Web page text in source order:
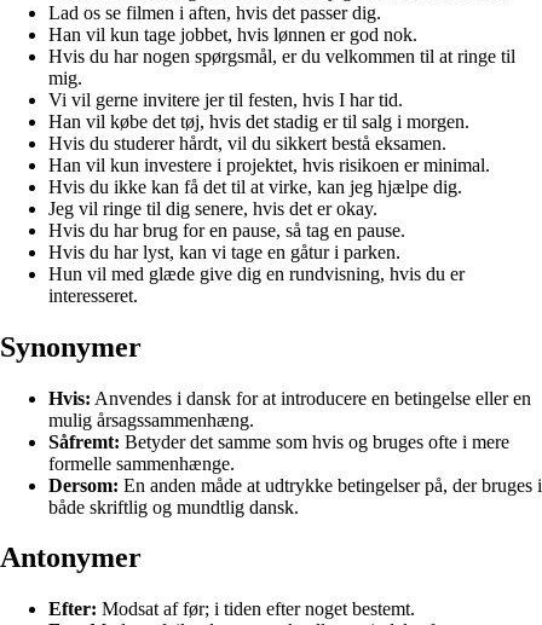
Lad os se filmen i aften, hvis det passer dig.
Han vil kun tage jobbet, hvis lønnen er god nok.
Hvis du har nogen spørgsmål, er du velkommen til at ringe til
mig.
Vi vil gerne invitere jer til festen, hvis I har tid.
Han vil købe det tøj, hvis det stadig er til salg i morgen.
Hvis du studerer hårdt, vil du sikkert bestå eksamen.
Han vil kun investere i projektet, hvis risikoen er minimal.
Hvis du ikke kan få det til at virke, kan jeg hjælpe dig.
Jeg vil ringe til dig senere, hvis det er okay.
Hvis du har brug for en pause, så tag en pause.
Hvis du har lyst, kan vi tage en gåtur i parken.
Hun vil med glæde give dig en rundvisning, hvis du er
interesseret.
Synonymer
Hvis: Anvendes i dansk for at introducere en betingelse eller en
mulig årsagssammenhæng.
Såfremt: Betyder det samme som hvis og bruges ofte i mere
formelle sammenhænge.
Dersom: En anden måde at udtrykke betingelser på, der bruges i
både skriftlig og mundtlig dansk.
Antonymer
Efter: Modsat af før; i tiden efter noget bestemt.